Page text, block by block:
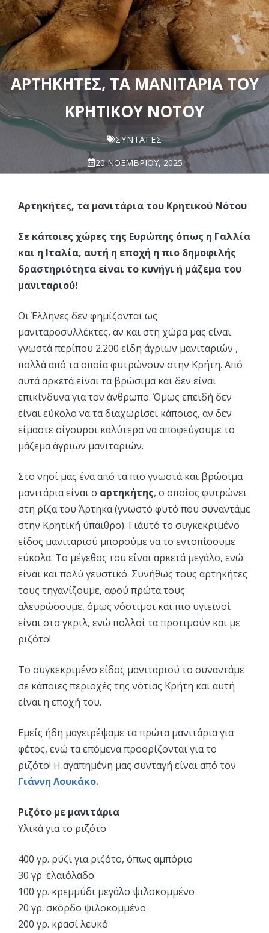
ΑΡΤΗΚΉΤΕΣ, ΤΑ ΜΑΝΙΤΆΡΙΑ ΤΟΥ
ΚΡΗΤΙΚΟΎ ΝΌΤΟΥ
ΣΥΝΤΑΓΈΣ
20 ΝΟΕΜΒΡΊΟΥ, 2025
Αρτηκήτες, τα μανιτάρια του Κρητικού Νότου
Σε κάποιες χώρες της Ευρώπης όπως η Γαλλία
και η Ιταλία, αυτή η εποχή η πιο δημοφιλής
δραστηριότητα είναι το κυνήγι ή μάζεμα του
μανιταριού!
Οι Έλληνες δεν φημίζονται ως
μανιταροσυλλέκτες, αν και στη χώρα μας είναι
γνωστά περίπου 2.200 είδη άγριων μανιταριών ,
πολλά από τα οποία φυτρώνουν στην Κρήτη. Από
αυτά αρκετά είναι τα βρώσιμα και δεν είναι
επικίνδυνα για τον άνθρωπο. Όμως επειδή δεν
είναι εύκολο να τα διαχωρίσει κάποιος, αν δεν
είμαστε σίγουροι καλύτερα να αποφεύγουμε το
μάζεμα άγριων μανιταριών.
Στο νησί μας ένα από τα πιο γνωστά και βρώσιμα
μανιτάρια είναι ο αρτηκήτης, ο οποίος φυτρώνει
στη ρίζα του Άρτηκα (γνωστό φυτό που συναντάμε
στην Κρητική ύπαιθρο). Γι΄αυτό το συγκεκριμένο
είδος μανιταριού μπορούμε να το εντοπίσουμε
εύκολα. Το μέγεθος του είναι αρκετά μεγάλο, ενώ
είναι και πολύ γευστικό. Συνήθως τους αρτηκήτες
τους τηγανίζουμε, αφού πρώτα τους
αλευρώσουμε, όμως νόστιμοι και πιο υγιεινοί
είναι στο γκριλ, ενώ πολλοί τα προτιμούν και με
ριζότο!
Το συγκεκριμένο είδος μανιταριού το συναντάμε
σε κάποιες περιοχές της νότιας Κρήτη και αυτή
είναι η εποχή του.
Εμείς ήδη μαγειρέψαμε τα πρώτα μανιτάρια για
φέτος, ενώ τα επόμενα προορίζονται για το
ριζότο! Η αγαπημένη μας συνταγή είναι από τον
Γιάννη Λουκάκο.
Ριζότο με μανιτάρια
Υλικά για το ριζότο
400 γρ. ρύζι για ριζότο, όπως αμπόριο
30 γρ. ελαιόλαδο
100 γρ. κρεμμύδι μεγάλο ψιλοκομμένο
20 γρ. σκόρδο ψιλοκομμένο
200 γρ. κρασί λευκό